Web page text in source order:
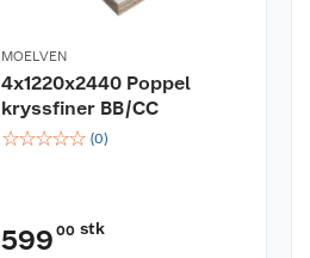
MOELVEN
4x1220x2440 Poppel
kryssfiner BB/CC
☆☆☆☆☆ (0)
599 00 stk